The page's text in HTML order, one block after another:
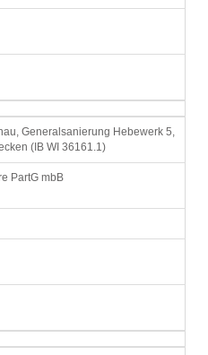
Generalsanierung Hebewerk 5,
(IB WI 36161.1)
PartG mbB